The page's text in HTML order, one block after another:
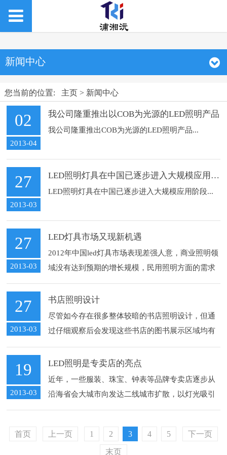
新闻中心
您当前的位置: 主页> 新闻中心
02
2013-04
我公司隆重推出以COB为光源的LED照明产品
我公司隆重推出COB为光源的LED照明产品...
27
2013-03
LED照明灯具在中国已逐步进入大规模应用阶段
LED照明灯具在中国已逐步进入大规模应用阶段...
27
2013-03
LED灯具市场又现新机遇
2012年中国led灯具市场表现差强人意，商业照明领
域没有达到预期的增长规模，民用照明方面的需求
的增速也比较缓慢。但是，出口市场却逆势上扬：
2012年，我国led灯具出口额达到58.7亿美元，出口
同比增长30.52%，出......
27
2013-03
书店照明设计
尽管如今存在很多整体较暗的书店照明设计，但通
过仔细观察后会发现这些书店的图书展示区域均有
重点照明来进行照度的补充。优秀的书店照明设计
不是一味的增加亮度，但是过于黑暗的环境也无法
达到应有的照明效果。在书店的照明设计中，适
当......
19
2013-03
LED照明是专卖店的亮点
近年，一些服装、珠宝、钟表等品牌专卖店逐步从
沿海省会大城市向发达二线城市扩散，以灯光吸引
顾客进入店面已成为商家的一个策略，而打造富有
求。部分商场传统照明都是基础照明，满足不了品
首页 上一页 1 2 3 4 5 下一页
末页